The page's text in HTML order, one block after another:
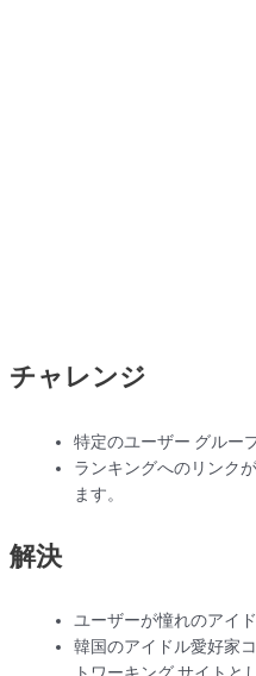
チャレンジ
特定のユーザー グルー
ランキングへのリンク
ます。
解決
ユーザーが憧れのアイ
韓国のアイドル愛好家
トワーキング サイトと